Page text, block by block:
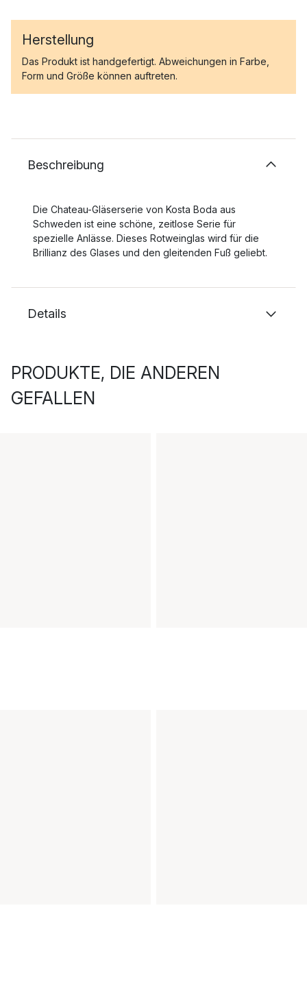
Herstellung
Das Produkt ist handgefertigt. Abweichungen in Farbe,
Form und Größe können auftreten.
Beschreibung
Die Chateau-Gläserserie von Kosta Boda aus
Schweden ist eine schöne, zeitlose Serie für
spezielle Anlässe. Dieses Rotweinglas wird für die
Brillianz des Glases und den gleitenden Fuß geliebt.
Details
PRODUKTE, DIE ANDEREN
GEFALLEN